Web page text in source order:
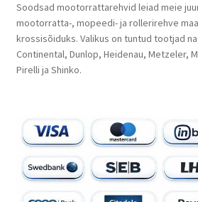
Soodsad mootorrattarehvid leiad meie
mootorratta-, mopeedi- ja rollerirehve
krossisõiduks. Valikus on tuntud tootjad
Continental, Dunlop, Heidenau, Metzeler,
Pirelli ja Shinko.